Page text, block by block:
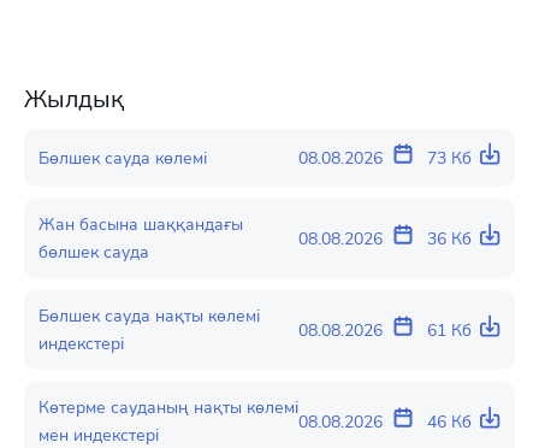
Жылдық
Бөлшек сауда көлемі 08.08.2026 73 Кб
Жан басына шаққандағы
бөлшек сауда
08.08.2026 36 Кб
Бөлшек сауда нақты көлемі
индекстері
08.08.2026 61 Кб
Көтерме сауданың нақты көлемі
мен индекстері
08.08.2026 46 Кб